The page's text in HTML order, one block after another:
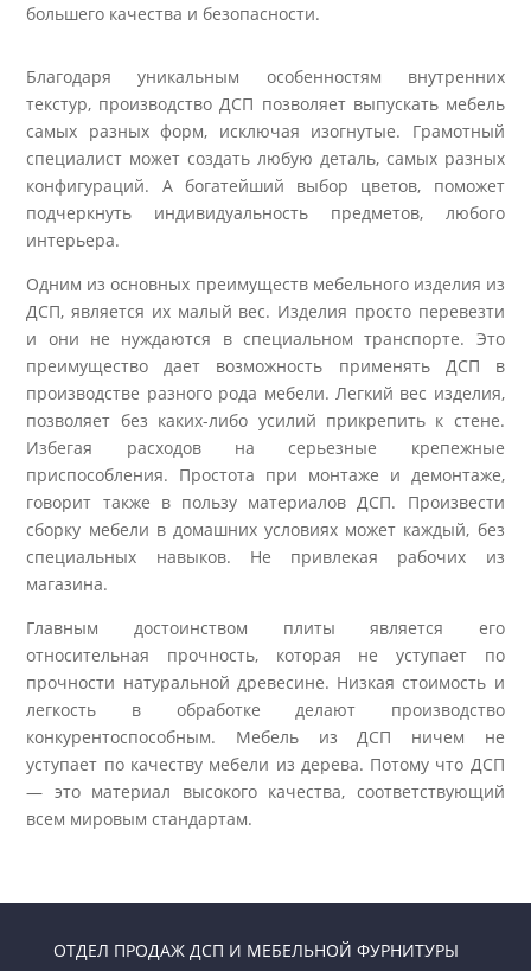
большего качества и безопасности.
Благодаря уникальным особенностям внутренних
текстур, производство ДСП позволяет выпускать мебель
самых разных форм, исключая изогнутые. Грамотный
специалист может создать любую деталь, самых разных
конфигураций. А богатейший выбор цветов, поможет
подчеркнуть индивидуальность предметов, любого
интерьера.
Одним из основных преимуществ мебельного изделия из
ДСП, является их малый вес. Изделия просто перевезти
и они не нуждаются в специальном транспорте. Это
преимущество дает возможность применять ДСП в
производстве разного рода мебели. Легкий вес изделия,
позволяет без каких-либо усилий прикрепить к стене.
Избегая расходов на серьезные крепежные
приспособления. Простота при монтаже и демонтаже,
говорит также в пользу материалов ДСП. Произвести
сборку мебели в домашних условиях может каждый, без
специальных навыков. Не привлекая рабочих из
магазина.
Главным достоинством плиты является его
относительная прочность, которая не уступает по
прочности натуральной древесине. Низкая стоимость и
легкость в обработке делают производство
конкурентоспособным. Мебель из ДСП ничем не
уступает по качеству мебели из дерева. Потому что ДСП
— это материал высокого качества, соответствующий
всем мировым стандартам.
ОТДЕЛ ПРОДАЖ ДСП И МЕБЕЛЬНОЙ ФУРНИТУРЫ